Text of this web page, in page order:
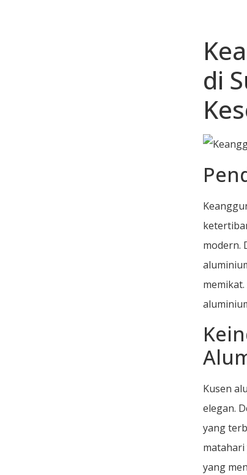
di
modern.
Kusen
elegan.
yang
matahari
yang